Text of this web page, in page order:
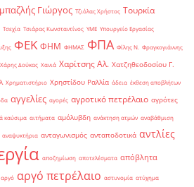
Γιώργος Τζιόλας Χρήστος Τουρκία
Τσεχία Τσιάρας Κωνσταντίνος ΥΜΕ Υπουργείο Εργασίας
ΦΕΚ ΦΗΜ ΦΗΜΑΣ ΦΠΑ Φίλης Ν. Φραγκογιάννης
Χάρης Δούκας Χανιά Χαρίτσης Αλ. Χατζηθεοδοσίου Γ.
Χρηματιστήριο Χρηστίδου Ραλλία άδεια έκθεση αποβλήτων
αγγελίες αγορές αγροτικό πετρέλαιο αγρότες
καύσιμα αιτήματα αμόλυβδη ανάκτηση ατμών αναβάθμιση
αναψυκτήρια ανταγωνισμός ανταποδοτικά αντλίες
αποζημίωση αποτελέσματα απόβλητα
αργό αργό πετρέλαιο αστυνομία ατύχημα